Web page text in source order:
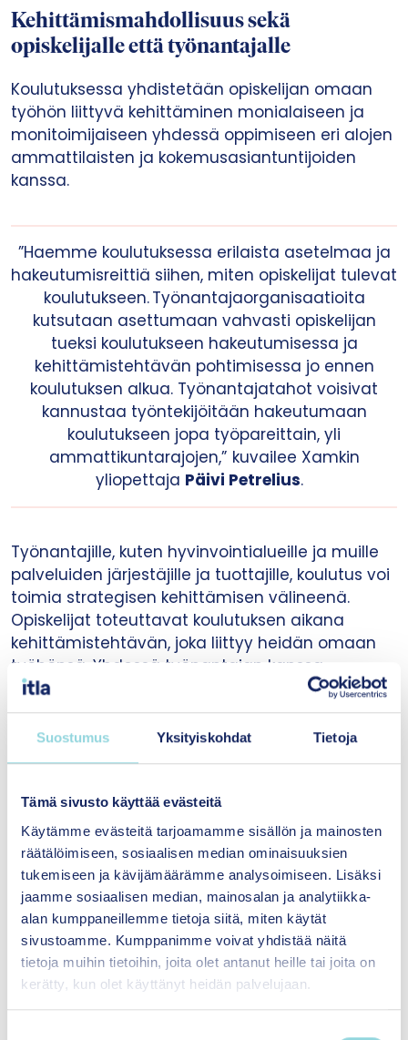
Suostumus Yksityiskohdat Tietoja
Tämä sivusto käyttää evästeitä
Käytämme evästeitä tarjoamamme sisällön ja mainosten
räätälöimiseen, sosiaalisen median ominaisuuksien
tukemiseen ja kävijämäärämme analysoimiseen. Lisäksi
jaamme sosiaalisen median, mainosalan ja analytiikka-
alan kumppaneillemme tietoja siitä, miten käytät
sivustoamme. Kumppanimme voivat yhdistää näitä
tietoja muihin tietoihin, joita olet antanut heille tai joita on
kerätty, kun olet käyttänyt heidän palvelujaan.
Kehittämismahdollisuus sekä
opiskelijalle että työnantajalle
Koulutuksessa yhdistetään opiskelijan omaan
työhön liittyvä kehittäminen monialaiseen ja
monitoimijaiseen yhdessä oppimiseen eri alojen
ammattilaisten ja kokemusasiantuntijoiden
kanssa.
”Haemme koulutuksessa erilaista asetelmaa ja
hakeutumisreittiä siihen, miten opiskelijat tulevat
koulutukseen. Työnantajaorganisaatioita
kutsutaan asettumaan vahvasti opiskelijan
tueksi koulutukseen hakeutumisessa ja
kehittämistehtävän pohtimisessa jo ennen
koulutuksen alkua. Työnantajatahot voisivat
kannustaa työntekijöitään hakeutumaan
koulutukseen jopa työpareittain, yli
ammattikuntarajojen,” kuvailee Xamkin
yliopettaja Päivi Petrelius.
Työnantajille, kuten hyvinvointialueille ja muille
palveluiden järjestäjille ja tuottajille, koulutus voi
toimia strategisen kehittämisen välineenä.
Opiskelijat toteuttavat koulutuksen aikana
kehittämistehtävän, joka liittyy heidän omaan
työhönsä. Yhdessä työnantajan kanssa
suunniteltu kehittämistehtävä tuo organisaation
kehittämiseen käytännön apua.
Lähtökohtina kokonaisvaltaisuus,
ammatillisuus
Koulutus tarjoaa lapsia, nuoria ja läheisiä
osallistavaa, dialogista ja systeemistä
osaamista asiakastyöhön sekä monialaiseen
verkosto-, kehittämis- ja johtamistyöhön.
Se antaa myös vahvan teoreettisen ja
käytännöllisen perustan lasten ja nuorten
hyvinvoinnin sekä lasten, nuorten ja perheiden
palvelujärjestelmän toiminnan jäsentämiseen ja